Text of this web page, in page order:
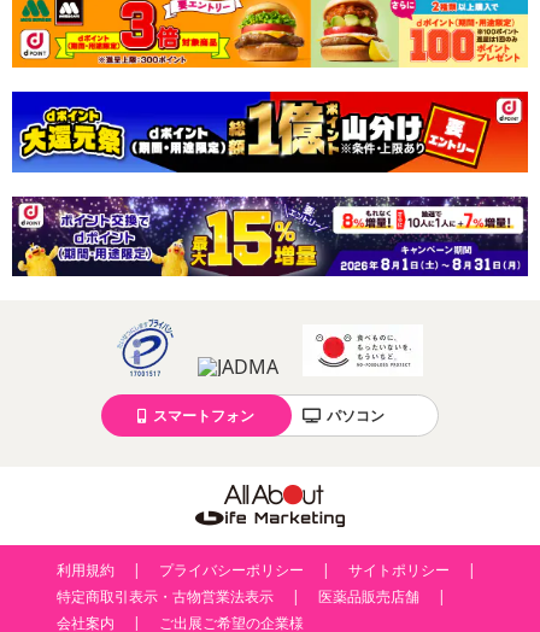
注意事項
【賞味・消費期限のある商品について】
商品到着時点でのお日持ち期間は、配送日数などにより異なります
のでご了承ください。
【キャンセルについて】
※お申込み後のキャンセルはお受けできません。
記載されている内容を必ずご確認いただき、お届けする商品セット
にご納得いただきましたうえでお申し込みください。
参考の掲載画像や画像内のバーコードなど、お届け商品と多少異な
る場合がございます。
また、[新たな加工食品の原料原産地表示制度]の経過措置期間の終
了により、商品詳細内に記載の原産国・原材料の表記が旧表記の場
合がございます。
によるお申込み後のキャンセル・返品交換は対応いたしかねます。
【お支払いについて】
※送料はお試し費用に含まれております。
※d払い、PayPay、au PAY、au PAY（auかんたん決済）、ソフトバ
ンクまとめて支払い、楽天ペイ、メルペイ、AEON Pay、Amazon
スマートフォン パソコン
利用規約 プライバシーポリシー
サイトポリシー
特定商取引表示・古物営業法表示
医薬品販売店舗
会社案内
ご出展ご希望の企業様